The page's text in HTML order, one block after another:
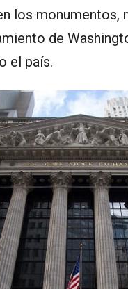
los monumentos,
de
el país.